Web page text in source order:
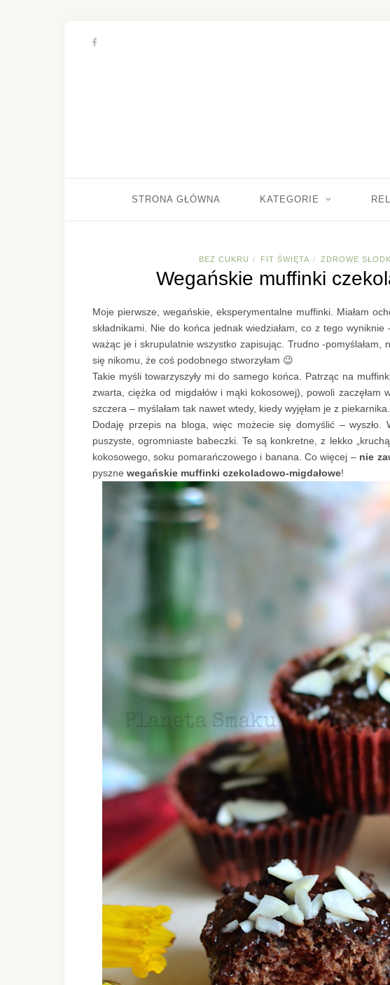
STRONA GŁÓWNA KATEGORIE
BEZ CUKRU / FIT ŚWIĘTA / ZDROWE
Wegańskie muffinki
Moje pierwsze, wegańskie, eksperymentalne muffinki. Miałam
składnikami. Nie do końca jednak wiedziałam, co z tego
ważąc je i skrupulatnie wszystko zapisując. Trudno -
się nikomu, że coś podobnego stworzyłam 😉
Takie myśli towarzyszyły mi do samego końca. Patrząc na
zwarta, ciężka od migdałów i mąki kokosowej), powoli
szczera – myślałam tak nawet wtedy, kiedy wyjęłam je z
Dodaję przepis na bloga, więc możecie się domyślić – wyszło.
puszyste, ogromniaste babeczki. Te są konkretne, z lekko
kokosowego, soku pomarańczowego i banana. Co więcej – nie
pyszne wegańskie muffinki czekoladowo-migdałowe!